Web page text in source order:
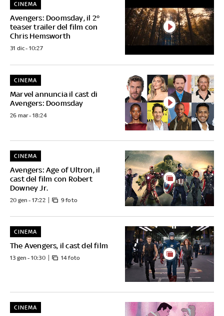
Avengers: Doomsday, il 2°
teaser trailer del film con
Chris Hemsworth
CINEMA
31 dic - 10:27
Marvel annuncia il cast di
Avengers: Doomsday
CINEMA
26 mar - 18:24
Avengers: Age of Ultron, il
cast del film con Robert
Downey Jr.
CINEMA
20 gen - 17:22 9 foto
The Avengers, il cast del film
CINEMA
13 gen - 10:30 14 foto
CINEMA